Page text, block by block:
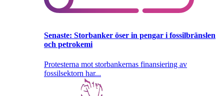
Senaste: Storbanker öser in pengar i fossilbränslen
och petrokemi
Protesterna mot storbankernas finansiering av
fossilsektorn har...